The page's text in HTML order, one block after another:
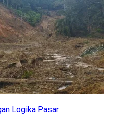
Logika Pasar